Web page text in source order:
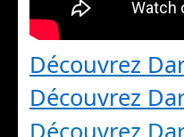
Découvrez
Découvrez
Découvrez